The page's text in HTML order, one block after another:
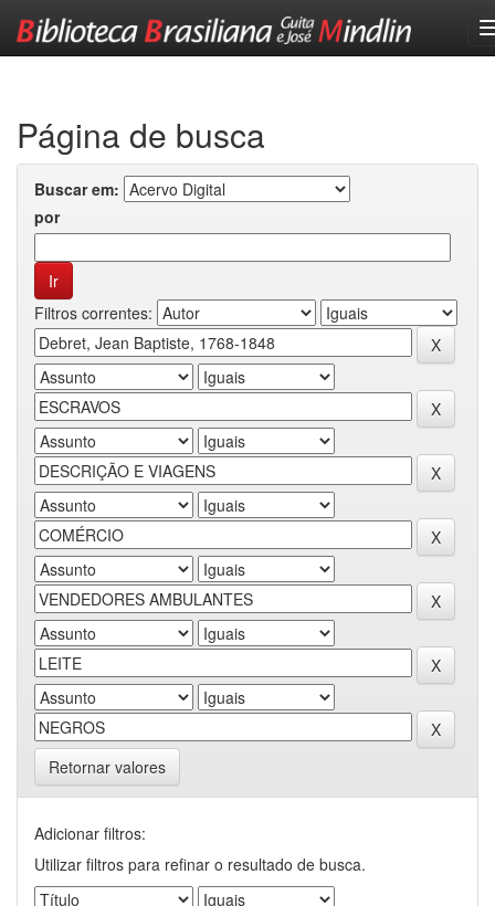
Página de busca
Buscar em:
por
Filtros correntes:
Retornar valores
Adicionar filtros:
Utilizar filtros para refinar o resultado de busca.